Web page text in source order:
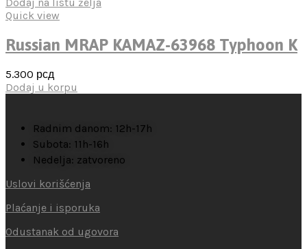
Quick view
Russian MRAP KAMAZ-63968 Typhoon K
5.300 рсд
Dodaj u korpu
Radnim danom: 12h-17h
Subota: 11h-16h
Nedelja: zatvoreno
Uslovi korišćenja
Plaćanje i isporuka
Odustanak od ugovora